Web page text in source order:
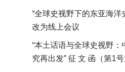
“全球史视野下的东亚海洋
改为线上会议
“本土话语与全球史视野：
究再出发” 征 文 函（第1号